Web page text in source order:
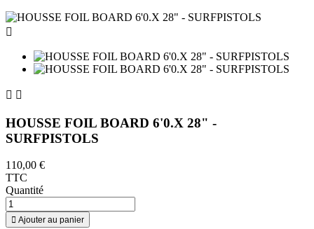

 
HOUSSE FOIL BOARD 6'0.X 28" -
SURFPISTOLS
110,00 €
TTC
Quantité
 Ajouter au panier